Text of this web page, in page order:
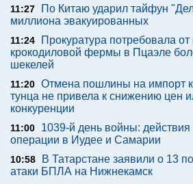
11:27
По Китаю ударил тайфун
миллиона эвакуированных
11:24
Прокуратура потребовала
крокодиловой фермы в Пцаэле
шекелей
11:20 Отмена пошлины на импорт
тунца не привела к снижению цен
конкуренции
11:00
1039-й день войны:
операции в Иудее и Самарии
10:58
В Татарстане заявили о 13
атаки БПЛА на Нижнекамск